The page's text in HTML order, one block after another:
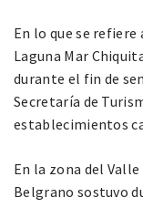
En lo que se refiere
Laguna Mar
durante el fin de
Secretaría de
establecimientos
En la zona del
Belgrano sostuvo